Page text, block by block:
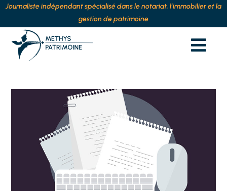
Journaliste indépendant spécialisé dans le notariat, l’immobilier et la
gestion de patrimoine